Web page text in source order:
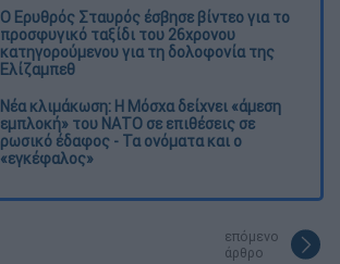
Ο Ερυθρός Σταυρός έσβησε βίντεο για το
προσφυγικό ταξίδι του 26χρονου
κατηγορούμενου για τη δολοφονία της
Ελίζαμπεθ
Νέα κλιμάκωση: Η Μόσχα δείχνει «άμεση
εμπλοκή» του ΝΑΤΟ σε επιθέσεις σε
ρωσικό έδαφος - Τα ονόματα και ο
«εγκέφαλος»
επόμενο
άρθρο